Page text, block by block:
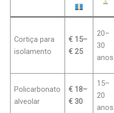
Cortiça para
isolamento
€ 15–
€ 25
20–
30
anos
Policarbonato
alveolar
€ 18–
€ 30
15–
20
anos